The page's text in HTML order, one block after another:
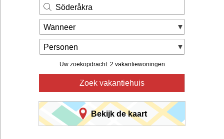
Söderåkra
Wanneer
Personen
Uw zoekopdracht: 2 vakantiewoningen.
Zoek vakantiehuis
Bekijk de kaart